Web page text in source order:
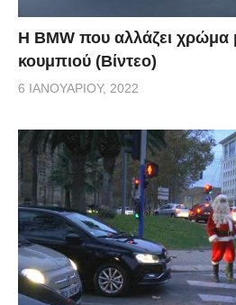
Η BMW που αλλάζει χρώμα
κουμπιού (Βίντεο)
6 ΙΑΝΟΥΑΡΊΟΥ, 2022